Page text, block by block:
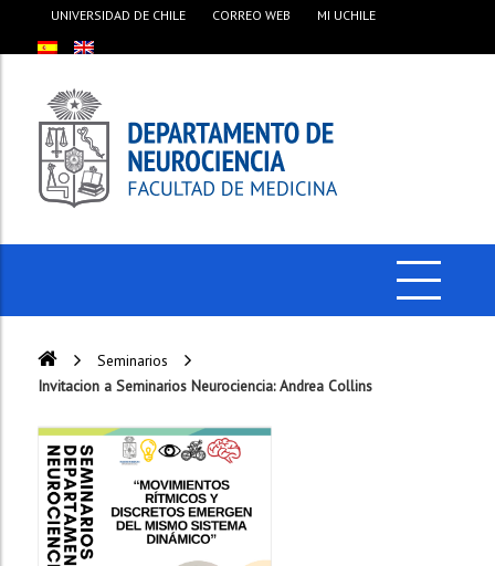
UNIVERSIDAD DE CHILE CORREO WEB MI UCHILE
Seminarios
Invitacion a Seminarios Neurociencia: Andrea Collins